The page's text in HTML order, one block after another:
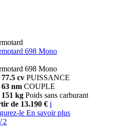
698 Mono
698 Mono
77.5 cv PUISSANCE
63 nm COUPLE
151 kg Poids sans carburant
de 13.190 € i
le En savoir plus